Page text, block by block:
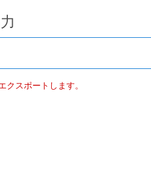
クスポートします。